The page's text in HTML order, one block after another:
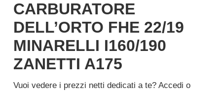
CARBURATORE
DELL’ORTO FHE 22/19
MINARELLI I160/190
ZANETTI A175
Vuoi vedere i prezzi netti dedicati a te? Accedi o